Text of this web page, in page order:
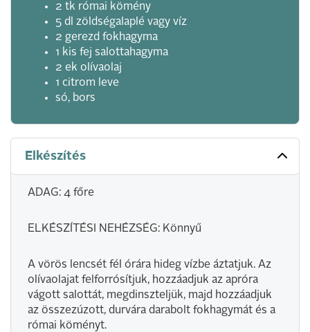
2 tk római kömény
5 dl zöldségalaplé vagy víz
2 gerezd fokhagyma
1 kis fej salottahagyma
2 ek olívaolaj
1 citrom leve
só, bors
Elkészítés
ADAG: 4 főre
ELKÉSZÍTÉSI NEHÉZSÉG: Könnyű
A vörös lencsét fél órára hideg vízbe áztatjuk. Az
olívaolajat felforrósítjuk, hozzáadjuk az apróra
vágott salottát, megdinszteljük, majd hozzáadjuk
az összezúzott, durvára darabolt fokhagymát és a
római köményt.